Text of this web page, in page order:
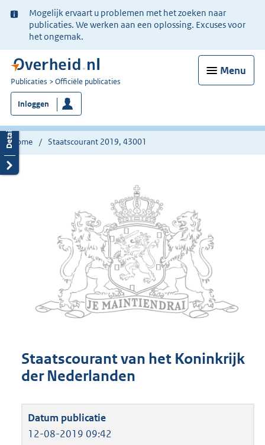
Ter
informatie:
Mogelijk ervaart u problemen met het zoeken naar
publicaties. We werken aan een oplossing. Excuses voor
het ongemak.
Menu
U
bent
nu
hier:
Publicaties Officiële publicaties
Inloggen
Home Staatscourant 2019, 43001
Staatscourant van het Koninkrijk
der Nederlanden
12-08-2019 09:42